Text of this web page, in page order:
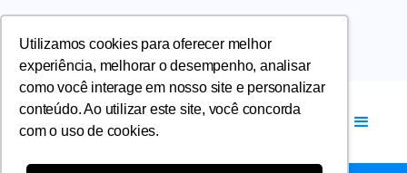
Utilizamos cookies para oferecer melhor
experiência, melhorar o desempenho, analisar
como você interage em nosso site e personalizar
conteúdo. Ao utilizar este site, você concorda
com o uso de cookies.
Cultural